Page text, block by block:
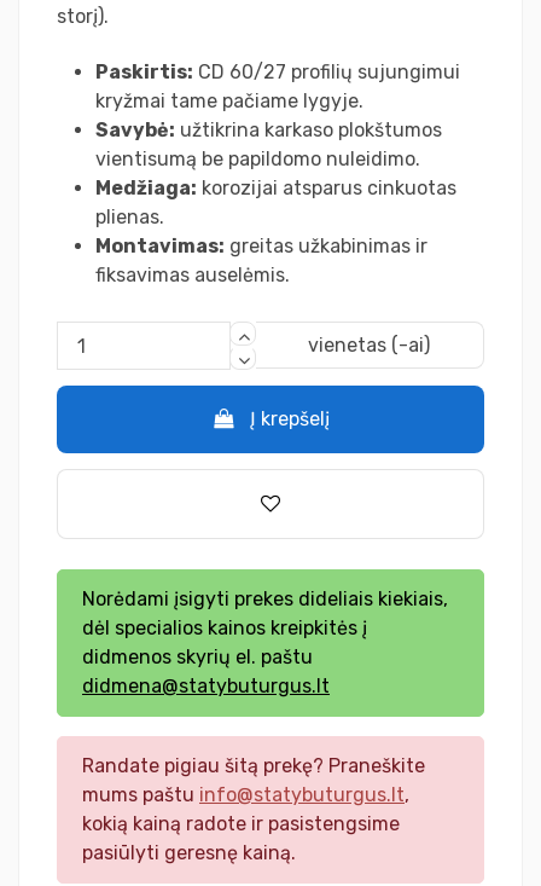
storį).
Paskirtis: CD 60/27 profilių sujungimui
kryžmai tame pačiame lygyje.
Savybė: užtikrina karkaso plokštumos
vientisumą be papildomo nuleidimo.
Medžiaga: korozijai atsparus cinkuotas
plienas.
Montavimas: greitas užkabinimas ir
fiksavimas auselėmis.
vienetas (-ai)
Į krepšelį
Norėdami įsigyti prekes dideliais kiekiais,
dėl specialios kainos kreipkitės į
didmenos skyrių el. paštu
didmena@statybuturgus.lt
Randate pigiau šitą prekę? Praneškite
mums paštu info@statybuturgus.lt,
kokią kainą radote ir pasistengsime
pasiūlyti geresnę kainą.